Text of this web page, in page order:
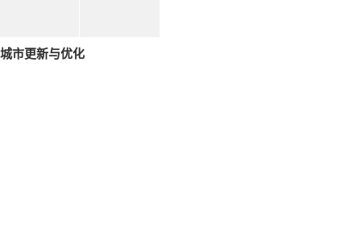
城市更新与优化